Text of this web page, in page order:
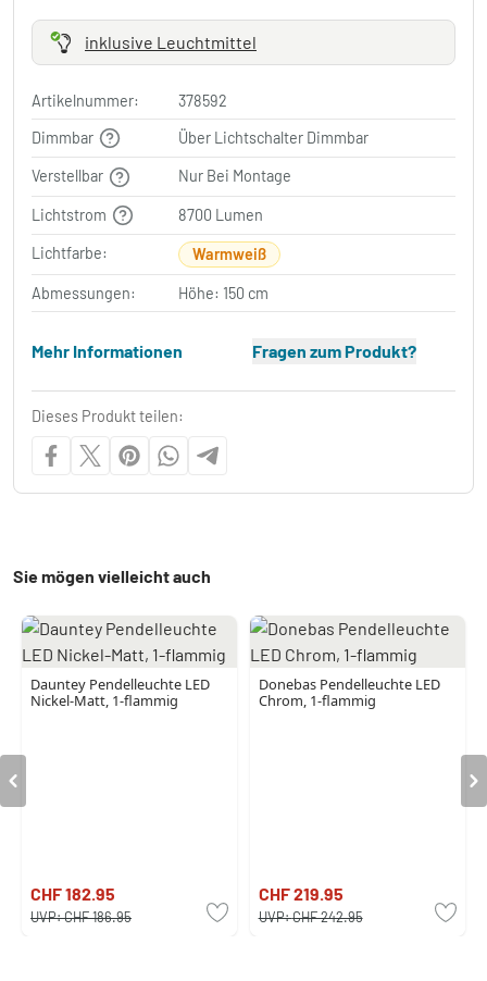
inklusive Leuchtmittel
Artikelnummer:
378592
Dimmbar
Über Lichtschalter Dimmbar
Verstellbar Nur Bei Montage
Lichtstrom 8700 Lumen
Lichtfarbe: Warmweiß
Abmessungen: Höhe: 150 cm
Mehr Informationen Fragen zum Produkt?
Dieses Produkt teilen:
Sie mögen vielleicht auch
Dauntey Pendelleuchte LED
Nickel-Matt, 1-flammig
CHF 182.95
UVP:CHF 186.95
Donebas Pendelleuchte LED
Chrom, 1-flammig
CHF 219.95
UVP:CHF 242.95